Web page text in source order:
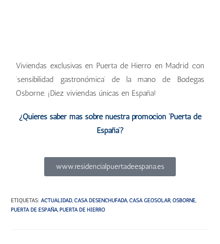
Viviendas exclusivas en Puerta de Hierro en Madrid con
‘sensibilidad gastronómica’ de la mano de Bodegas
Osborne. ¡Diez viviendas únicas en España!
¿Quieres saber más sobre nuestra promoción ‘Puerta de
España’?
www.residencialpuertadeespana.es
ETIQUETAS:ACTUALIDAD, CASA DESENCHUFADA, CASA GEOSOLAR, OSBORNE,
PUERTA DE ESPAÑA, PUERTA DE HIERRO